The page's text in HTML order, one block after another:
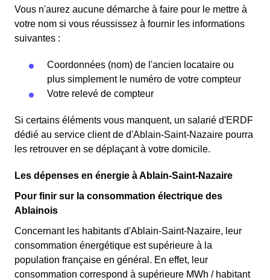
Vous n'aurez aucune démarche à faire pour le mettre à
votre nom si vous réussissez à fournir les informations
suivantes :
Coordonnées (nom) de l'ancien locataire ou
plus simplement le numéro de votre compteur
Votre relevé de compteur
Si certains éléments vous manquent, un salarié d'ERDF
dédié au service client de d'Ablain-Saint-Nazaire pourra
les retrouver en se déplaçant à votre domicile.
Les dépenses en énergie à Ablain-Saint-Nazaire
Pour finir sur la consommation électrique des
Ablainois
Concernant les habitants d'Ablain-Saint-Nazaire, leur
consommation énergétique est supérieure à la
population française en général. En effet, leur
consommation correspond à supérieure MWh / habitant